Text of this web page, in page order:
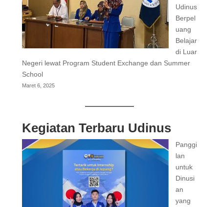
Udinus
Berpel
uang
Belajar
di Luar
Negeri lewat Program Student Exchange dan Summer
School
Maret 6, 2025
Kegiatan Terbaru Udinus
Panggi
lan
untuk
Dinusi
an
yang